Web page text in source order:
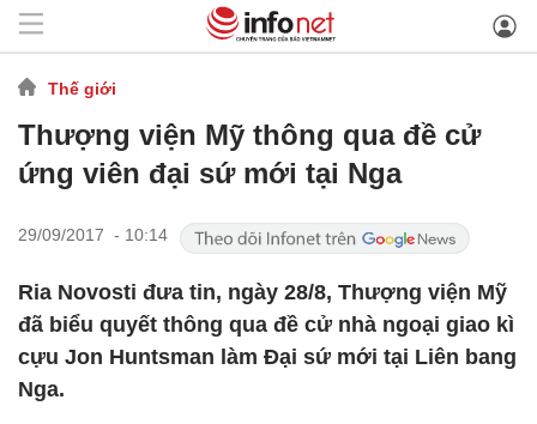
Thế giới
Thượng viện Mỹ thông qua đề cử
ứng viên đại sứ mới tại Nga
29/09/2017 - 10:14
Ria Novosti đưa tin, ngày 28/8, Thượng viện Mỹ
đã biểu quyết thông qua đề cử nhà ngoại giao kì
cựu Jon Huntsman làm Đại sứ mới tại Liên bang
Nga.